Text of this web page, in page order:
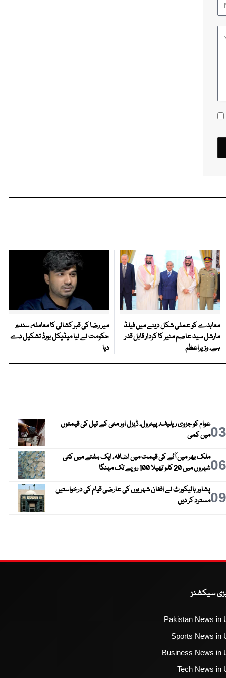
معاہدے کو عملی شکل دینے میں فیلڈ
مارشل سید عاصم منیر کا کردار قابل قدر
ہے، وزیراعظم
میر رضا کی قبر کشائی کا معاملہ، سندھ
حکومت نے نیا میڈیکل بورڈ تشکیل دے
دیا
03عوام کو جزوی ریلیف، پیٹرول، ڈیزل اور مٹی کے تیل کی قیمتوں
میں کمی
06ملک بھر میں آٹے کی قیمت میں اضافہ، ایک ہفتے میں کئی
شہروں میں 20 کلو تھیلا 100 روپے تک مہنگا
09پشاور ہائیکورٹ نے افغان شہریوں کی عارضی قیام کی درخواستیں
مسترد کر دیں
سیکشنز
Pakistan News in
Sports News in
Business News in
Tech News in